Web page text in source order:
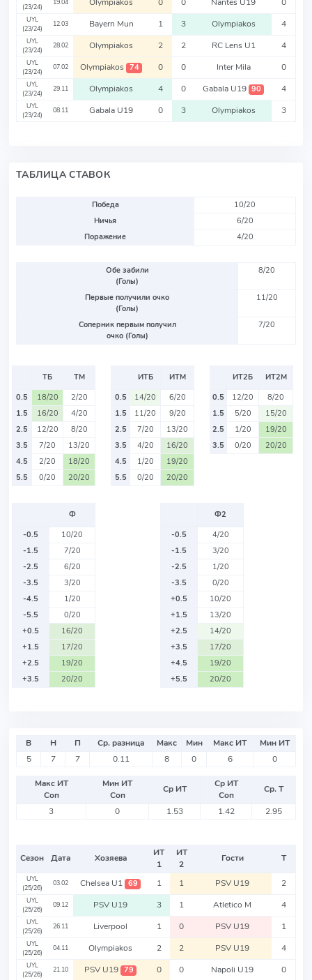
(23/24)
19.04 Olympiakos 0 0 Nantes U19 0
UYL
(23/24)
12.03 Bayern Mun 1 3 Olympiakos 4
UYL
(23/24)
28.02 Olympiakos 2 2 RC Lens U1 4
UYL
(23/24)
07.02 Olympiakos 74 0 0 Inter Mila 0
UYL
(23/24)
29.11 Olympiakos 4 0 Gabala U19 90 4
UYL
(23/24)
08.11 Gabala U19 0 3 Olympiakos 3
ТАБЛИЦА СТАВОК
Победа
10/20
Ничья
6/20
Поражение
4/20
Обе забили
(Голы)
8/20
Первые получили очко
(Голы)
11/20
Соперник первым получил
очко (Голы)
7/20
ТБ
ТМ
0.5
18/20
2/20
1.5
16/20
4/20
2.5
12/20
8/20
3.5
7/20
13/20
4.5
2/20
18/20
5.5
0/20 20/20
ИТБ
ИТМ
0.5
14/20
6/20
1.5
11/20
9/20
2.5
7/20
13/20
3.5
4/20
16/20
4.5
1/20
19/20
5.5
0/20 20/20
ИТ2Б
ИТ2М
0.5
12/20
8/20
1.5
5/20
15/20
2.5
1/20
19/20
3.5
0/20 20/20
Ф
-0.5
10/20
-1.5
7/20
-2.5
6/20
-3.5
3/20
-4.5
1/20
-5.5
0/20
+0.5
16/20
+1.5
17/20
+2.5
19/20
+3.5
20/20
Ф2
-0.5
4/20
-1.5
3/20
-2.5
1/20
-3.5
0/20
+0.5
10/20
+1.5
13/20
+2.5
14/20
+3.5
17/20
+4.5
19/20
+5.5
20/20
В Н П Ср. разница Макс Мин Макс ИТ
Мин ИТ
5
7 7 0.11 8 0 6 0
Макс ИТ
Соп
Мин ИТ
Соп
Ср ИТ
Ср ИТ
Соп
Ср. Т
3
0 1.53 1.42 2.95
Сезон Дата Хозяева
ИТ
1
ИТ
2
Гости Т
UYL
(25/26)
03.02 Chelsea U1 69 1 1 PSV U19 2
UYL
(25/26)
09.12 PSV U19 3 1 Atletico M 4
UYL
(25/26)
26.11 Liverpool 1 0 PSV U19 1
UYL
(25/26)
04.11 Olympiakos 2 2 PSV U19 4
UYL
(25/26)
21.10 PSV U19 79 0 0 Napoli U19 0